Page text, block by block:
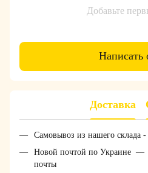
Добавьте
Написать
Доставка
Самовывоз из нашего склада -
Новой почтой по Украине —
почты